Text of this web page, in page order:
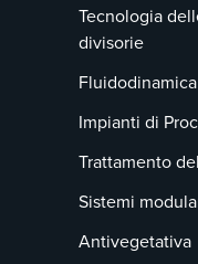
Tecnologia
divisorie
Impianti di
Trattamento
Sistemi
Antivegetativa